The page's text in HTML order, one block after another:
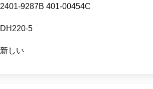
2401-9287B 401-00454C
DH220-5
新しい